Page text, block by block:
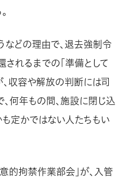
などの理由で、退去強制令
れるまでの「準備として
、収容や解放の判断には司
何年もの間、施設に閉じ込
定かではない人たちもい
的拘禁作業部会」が、入管